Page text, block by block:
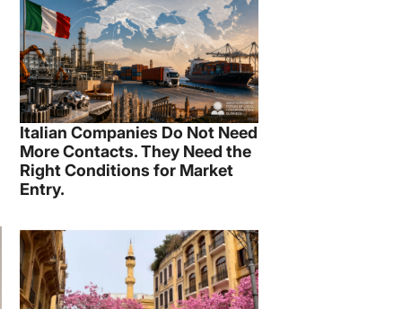
Italian Companies Do Not Need
More Contacts. They Need the
Right Conditions for Market
Entry.